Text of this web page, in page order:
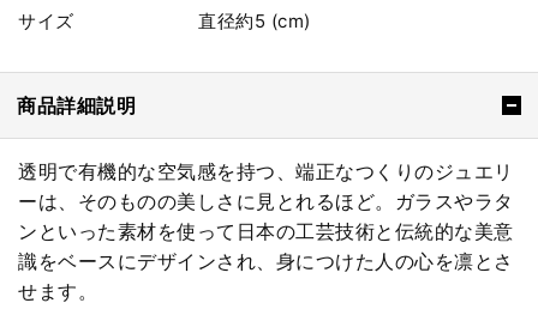
サイズ
直径約5 (cm)
商品詳細説明
透明で有機的な空気感を持つ、端正なつくりのジュエリ
ーは、そのものの美しさに見とれるほど。ガラスやラタ
ンといった素材を使って日本の工芸技術と伝統的な美意
識をベースにデザインされ、身につけた人の心を凛とさ
せます。